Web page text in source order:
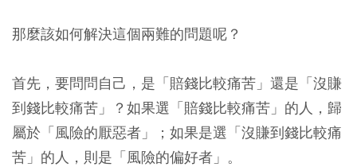
那麼該如何解決這個兩難的問題呢？
首先，要問問自己，是「賠錢比較痛苦」還是「沒賺
到錢比較痛苦」？如果選「賠錢比較痛苦」的人，歸
屬於「風險的厭惡者」；如果是選「沒賺到錢比較痛
苦」的人，則是「風險的偏好者」。